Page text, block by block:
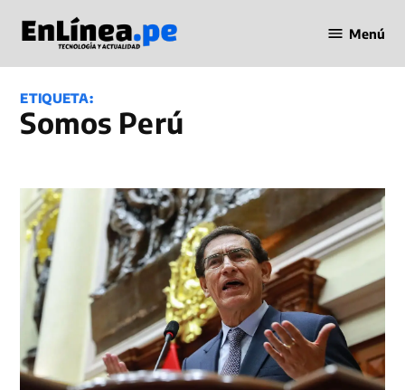
contenido
en Línea
Menú
ETIQUETA:
Somos Perú